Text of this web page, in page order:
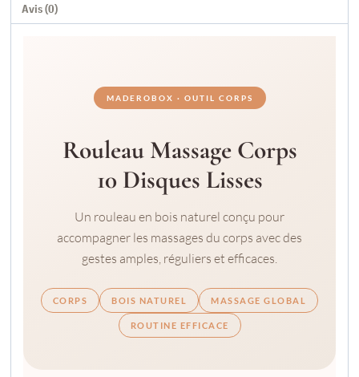
Avis (0)
MADEROBOX · OUTIL CORPS
Rouleau Massage Corps
10 Disques Lisses
Un rouleau en bois naturel conçu pour
accompagner les massages du corps avec des
gestes amples, réguliers et efficaces.
CORPS BOIS NATUREL MASSAGE GLOBAL
ROUTINE EFFICACE